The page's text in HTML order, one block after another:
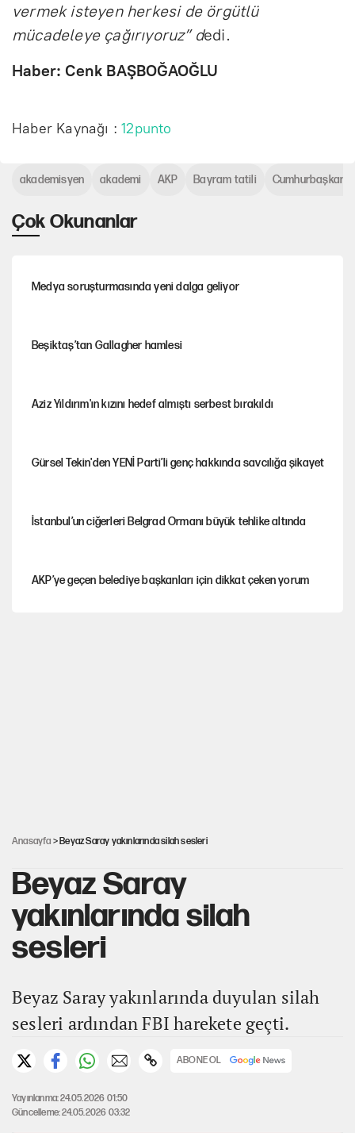
vermek isteyen herkesi de örgütlü
mücadeleye çağırıyoruz” dedi.
Haber: Cenk BAŞBOĞAOĞLU
Haber Kaynağı :12punto
Çok Okunanlar
Medya soruşturmasında yeni dalga geliyor
Beşiktaş’tan Gallagher hamlesi
Aziz Yıldırım'ın kızını hedef almıştı serbest bırakıldı
Gürsel Tekin'den YENİ Parti’li genç hakkında savcılığa şikayet
İstanbul’un ciğerleri Belgrad Ormanı büyük tehlike altında
AKP’ye geçen belediye başkanları için dikkat çeken yorum
akademisyen akademi AKP Bayram tatili
Anasayfa > Beyaz Saray yakınlarında silah sesleri
Beyaz Saray
yakınlarında silah
sesleri
Beyaz Saray yakınlarında duyulan silah
sesleri ardından FBI harekete geçti.
ABONE OL
Yayınlanma: 24.05.2026 01:50
Güncelleme: 24.05.2026 03:32